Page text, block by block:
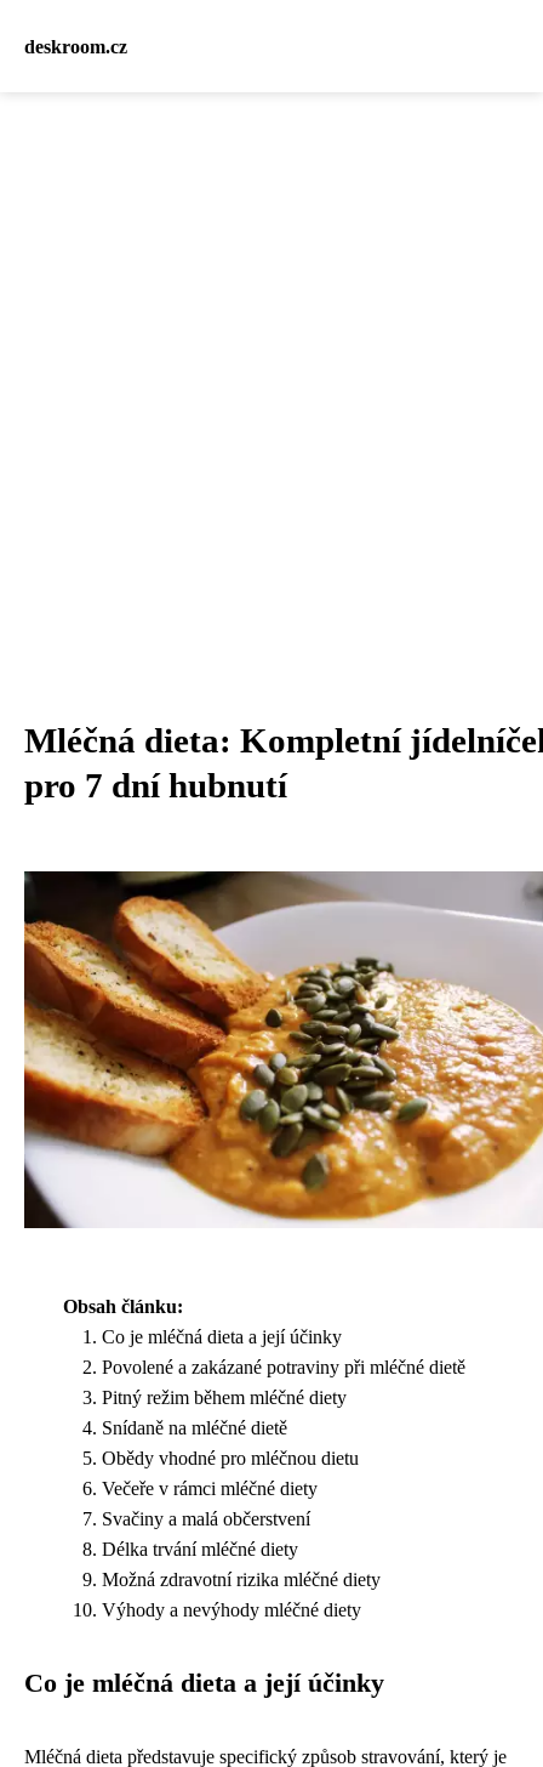
deskroom.cz
Mléčná dieta: Kompletní
pro 7 dní hubnutí
Obsah článku:
Co je mléčná dieta a její účinky
Povolené a zakázané potraviny při mléčné dietě
Pitný režim během mléčné diety
Snídaně na mléčné dietě
Obědy vhodné pro mléčnou dietu
Večeře v rámci mléčné diety
Svačiny a malá občerstvení
Délka trvání mléčné diety
Možná zdravotní rizika mléčné diety
Výhody a nevýhody mléčné diety
Co je mléčná dieta a její účinky
Mléčná dieta představuje specifický způsob stravování, který je